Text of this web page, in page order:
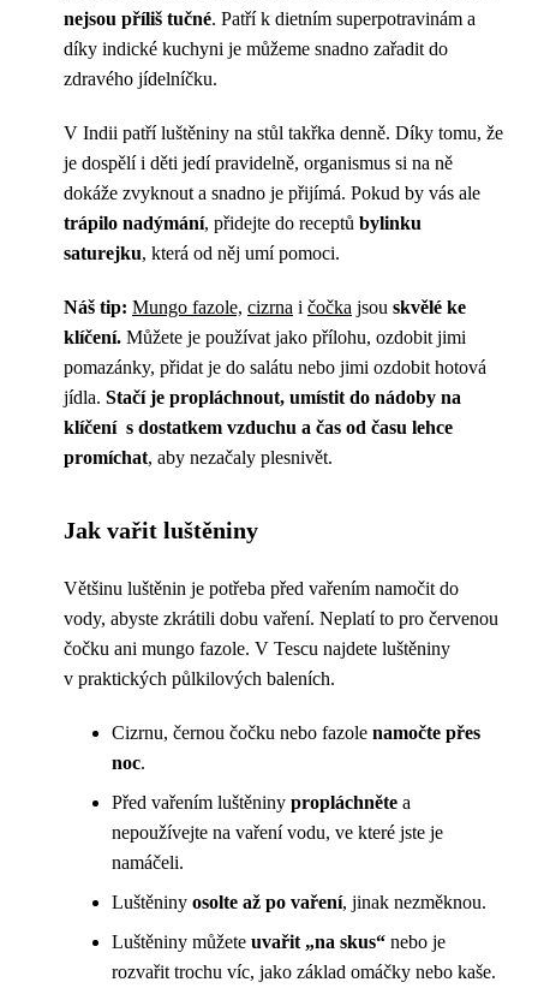
nejsou příliš tučné. Patří k dietním superpotravinám a
díky indické kuchyni je můžeme snadno zařadit do
zdravého jídelníčku.
V Indii patří luštěniny na stůl takřka denně. Díky tomu, že
je dospělí i děti jedí pravidelně, organismus si na ně
dokáže zvyknout a snadno je přijímá. Pokud by vás ale
trápilo nadýmání, přidejte do receptů bylinku
saturejku, která od něj umí pomoci.
Náš tip: Mungo fazole, cizrna i čočka jsou skvělé ke
klíčení. Můžete je používat jako přílohu, ozdobit jimi
pomazánky, přidat je do salátu nebo jimi ozdobit hotová
jídla. Stačí je propláchnout, umístit do nádoby na
klíčení s dostatkem vzduchu a čas od času lehce
promíchat, aby nezačaly plesnivět.
Jak vařit luštěniny
Většinu luštěnin je potřeba před vařením namočit do
vody, abyste zkrátili dobu vaření. Neplatí to pro červenou
čočku ani mungo fazole. V Tescu najdete luštěniny
v praktických půlkilových baleních.
Cizrnu, černou čočku nebo fazole namočte přes
noc.
Před vařením luštěniny propláchněte a
nepoužívejte na vaření vodu, ve které jste je
namáčeli.
Luštěniny osolte až po vaření, jinak nezměknou.
Luštěniny můžete uvařit „na skus“ nebo je
rozvařit trochu víc, jako základ omáčky nebo kaše.